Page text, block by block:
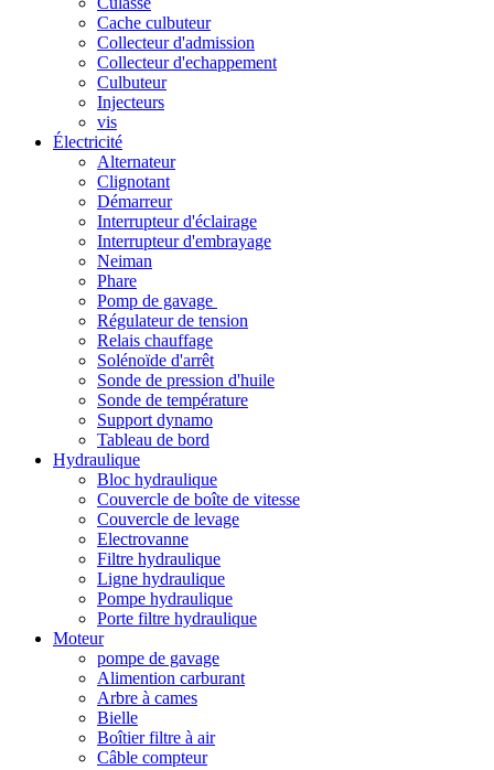
Cache culbuteur
Collecteur d'admission
Collecteur d'echappement
Culbuteur
Injecteurs
vis
Électricité
Alternateur
Clignotant
Démarreur
Interrupteur d'éclairage
Interrupteur d'embrayage
Neiman
Phare
Pomp de gavage
Régulateur de tension
Relais chauffage
Solénoïde d'arrêt
Sonde de pression d'huile
Sonde de température
Support dynamo
Tableau de bord
Hydraulique
Bloc hydraulique
Couvercle de boîte de vitesse
Couvercle de levage
Electrovanne
Filtre hydraulique
Ligne hydraulique
Pompe hydraulique
Porte filtre hydraulique
Moteur
pompe de gavage
Alimention carburant
Arbre à cames
Bielle
Boîtier filtre à air
Câble compteur